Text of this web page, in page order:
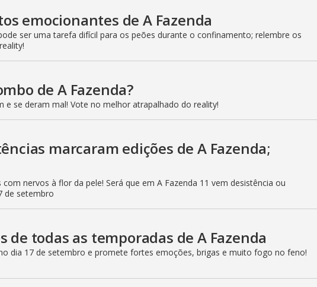
emocionantes de A Fazenda
ser uma tarefa difícil para os peões durante o confinamento; relembre os
de A Fazenda?
e se deram mal! Vote no melhor atrapalhado do reality!
marcaram edições de A Fazenda;
nervos à flor da pele! Será que em A Fazenda 11 vem desistência ou
de setembro
de todas as temporadas de A Fazenda
dia 17 de setembro e promete fortes emoções, brigas e muito fogo no feno!